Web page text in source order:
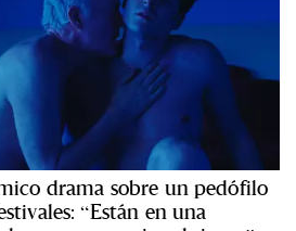
drama sobre un pedófilo
“Están en una